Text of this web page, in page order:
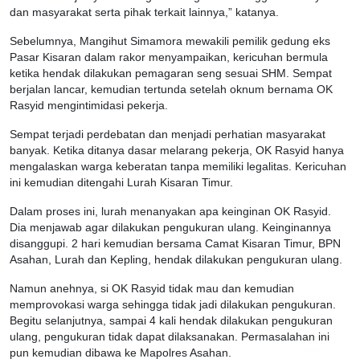
dan masyarakat serta pihak terkait lainnya,” katanya.
Sebelumnya, Mangihut Simamora mewakili pemilik gedung eks
Pasar Kisaran dalam rakor menyampaikan, kericuhan bermula
ketika hendak dilakukan pemagaran seng sesuai SHM. Sempat
berjalan lancar, kemudian tertunda setelah oknum bernama OK
Rasyid mengintimidasi pekerja.
Sempat terjadi perdebatan dan menjadi perhatian masyarakat
banyak. Ketika ditanya dasar melarang pekerja, OK Rasyid hanya
mengalaskan warga keberatan tanpa memiliki legalitas. Kericuhan
ini kemudian ditengahi Lurah Kisaran Timur.
Dalam proses ini, lurah menanyakan apa keinginan OK Rasyid.
Dia menjawab agar dilakukan pengukuran ulang. Keinginannya
disanggupi. 2 hari kemudian bersama Camat Kisaran Timur, BPN
Asahan, Lurah dan Kepling, hendak dilakukan pengukuran ulang.
Namun anehnya, si OK Rasyid tidak mau dan kemudian
memprovokasi warga sehingga tidak jadi dilakukan pengukuran.
Begitu selanjutnya, sampai 4 kali hendak dilakukan pengukuran
ulang, pengukuran tidak dapat dilaksanakan. Permasalahan ini
pun kemudian dibawa ke Mapolres Asahan.